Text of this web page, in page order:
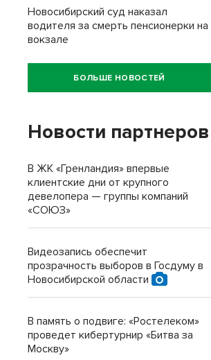
Новосибирский суд наказал
водителя за смерть пенсионерки на
вокзале
БОЛЬШЕ НОВОСТЕЙ
Новости партнеров
В ЖК «Гренландия» впервые
клиентские дни от крупного
девелопера — группы компаний
«СОЮЗ»
Видеозапись обеспечит
прозрачность выборов в Госдуму в
Новосибирской области
В память о подвиге: «Ростелеком»
проведет кибертурнир «Битва за
Москву»